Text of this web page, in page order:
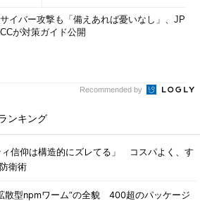
イバー攻撃も「備えあれば憂いなし」、JP
が対策ガイド公開
Recommended by
ンキング
ィ信仰は構造的にズレてる」 コスパよく、す
衛術
散型npmワーム”の全貌 400超のパッケージ